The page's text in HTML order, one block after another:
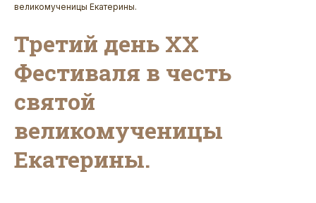
великомученицы Екатерины.
Третий день ХХ
Фестиваля в честь
святой
великомученицы
Екатерины.